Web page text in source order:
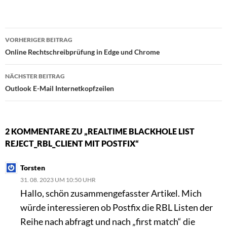
Beitragsnavigation
VORHERIGER BEITRAG
Online Rechtschreibprüfung in Edge und Chrome
NÄCHSTER BEITRAG
Outlook E-Mail Internetkopfzeilen
2 KOMMENTARE ZU „REALTIME BLACKHOLE LIST
REJECT_RBL_CLIENT MIT POSTFIX“
Torsten
31. 08. 2023 UM 10:50 UHR
Hallo, schön zusammengefasster Artikel. Mich
würde interessieren ob Postfix die RBL Listen der
Reihe nach abfragt und nach „first match“ die